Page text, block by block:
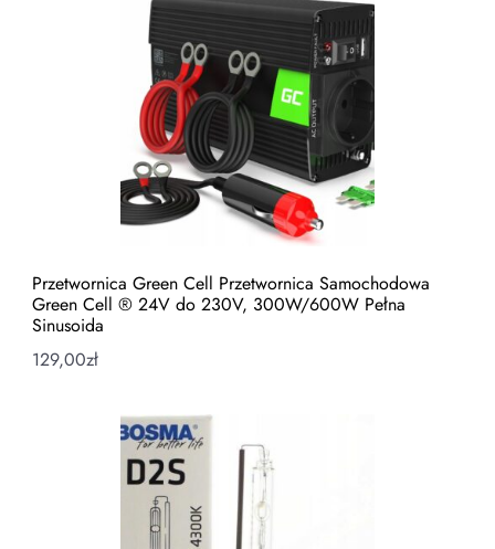
Przetwornica Green Cell Przetwornica Samochodowa
Green Cell ® 24V do 230V, 300W/600W Pełna
Sinusoida
129,00zł